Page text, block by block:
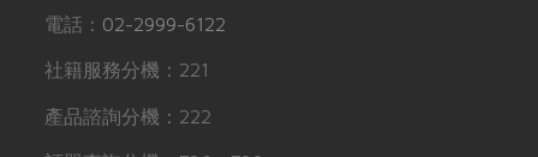
電話： 02-2999-6122
社籍服務分機：221
產品諮詢分機：222